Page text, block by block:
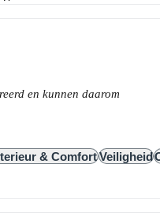
en kunnen daarom
& ComfortVeiligheid